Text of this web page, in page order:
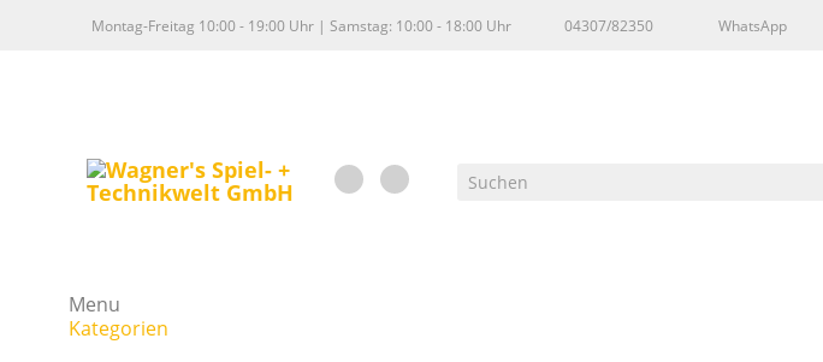
Montag-Freitag 10:00 - 19:00 Uhr | Samstag: 10:00 - 18:00 Uhr 04307/82350 WhatsApp
Menu
Kategorien